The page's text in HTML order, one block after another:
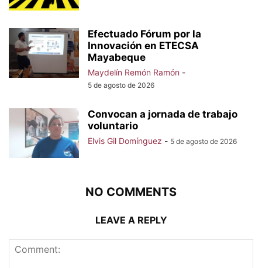
Efectuado Fórum por la
Innovación en ETECSA
Mayabeque
Maydelín Remón Ramón -
5 de agosto de 2026
Convocan a jornada de trabajo
voluntario
Elvis Gil Domínguez - 5 de agosto de 2026
NO COMMENTS
LEAVE A REPLY